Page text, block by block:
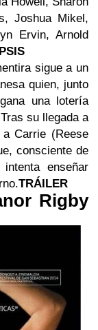
Joshua Mikel,
Ervin, Arnold
sigue a un
quien, junto
una lotería
su llegada a
Carrie (Reese
consciente de
enseñar
TRÁILER
Rigby